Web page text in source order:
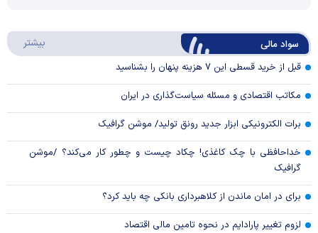
Video
سواد مالی بیشتر
قبل از خرید قسطی این ۷ هزینه پنهان را بشناسید
مکاتب اقتصادی و مسئله سیاست‌گذاری در ایران
برات الکترونیکی ابزار جدید رونق تولید/ موشن گرافیک
خداحافظی با چک کاغذی! چکاد چیست و چطور کار می‌کند؟ /موشن
گرافیک
برای در امان ماندن از کلاهبرداری بانکی چه باید کرد؟
لزوم تغییر پارادایم در نحوه تامین مالی اقتصاد